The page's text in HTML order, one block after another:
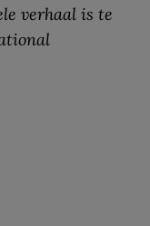
verhaal is te